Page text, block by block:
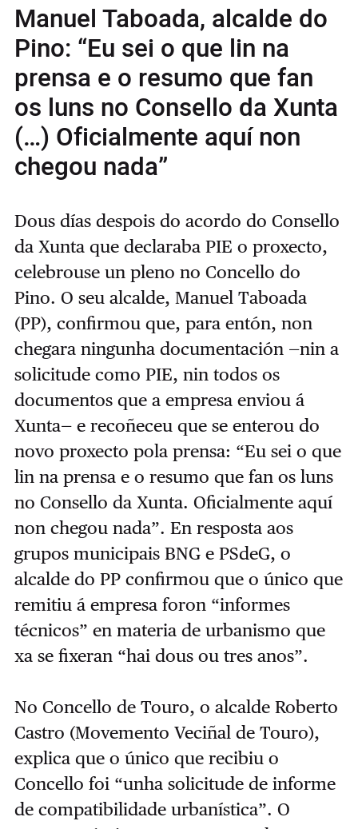
Manuel Taboada, alcalde do
Pino: “Eu sei o que lin na
prensa e o resumo que fan
os luns no Consello da Xunta
(…) Oficialmente aquí non
chegou nada”
Dous días despois do acordo do Consello
da Xunta que declaraba PIE o proxecto,
celebrouse un pleno no Concello do
Pino. O seu alcalde, Manuel Taboada
(PP), confirmou que, para entón, non
chegara ningunha documentación —nin a
solicitude como PIE, nin todos os
documentos que a empresa enviou á
Xunta— e recoñeceu que se enterou do
novo proxecto pola prensa: “Eu sei o que
lin na prensa e o resumo que fan os luns
no Consello da Xunta. Oficialmente aquí
non chegou nada”. En resposta aos
grupos municipais BNG e PSdeG, o
alcalde do PP confirmou que o único que
remitiu á empresa foron “informes
técnicos” en materia de urbanismo que
xa se fixeran “hai dous ou tres anos”.
No Concello de Touro, o alcalde Roberto
Castro (Movemento Veciñal de Touro),
explica que o único que recibiu o
Concello foi “unha solicitude de informe
de compatibilidade urbanística”. O